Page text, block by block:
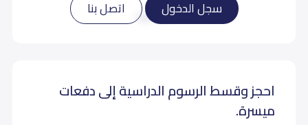
سجل الدخول
اتصل بنا اقرأ المزيد تمهيدي (KG 3)
ثاني إبتدائي (Grade 2)
احجز وقسط الرسوم الدراسية إلى دفعات
ميسرة.